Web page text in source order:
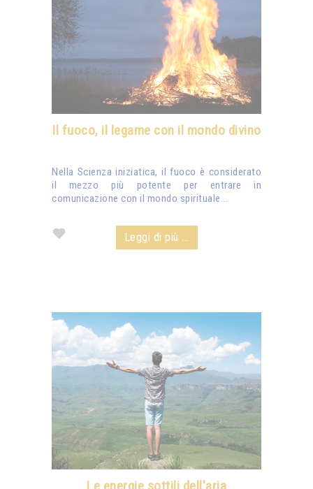
Il fuoco, il legame con il mondo divino
Nella Scienza iniziatica, il fuoco è considerato
il mezzo più potente per entrare in
comunicazione con il mondo spirituale...
Leggi di più ...